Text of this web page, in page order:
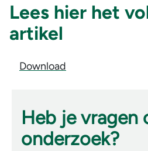
Lees hier het
artikel
Download
Heb je vragen
onderzoek?